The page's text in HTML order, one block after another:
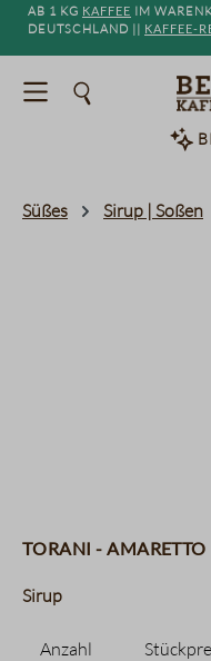
springen
Ab 1 kg Kaffee im
Deutschland || Kaffee-
Süßes Sirup | Soßen
Torani - Amaretto
Sirup
Anzahl